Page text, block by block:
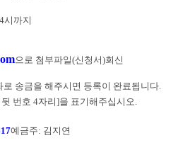
시까지
으로 첨부파일(신청서)회신
송금을 해주시면 등록이 완료됩니다.
번호 4자리]을 표기해주십시오
예금주: 김지연